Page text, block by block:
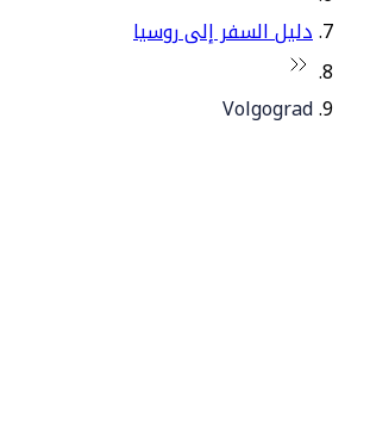
دليل السفر إلى روسيا
Volgograd